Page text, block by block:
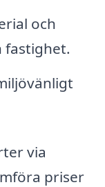
och
fastighet.
via
priser